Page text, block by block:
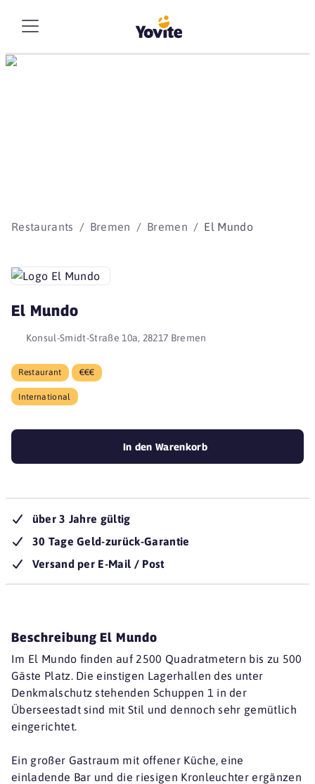
Restaurants Bremen Bremen El Mundo
El Mundo
Konsul-Smidt-Straße 10a, 28217 Bremen
Restaurant €€€
International
In den Warenkorb
über 3 Jahre gültig
30 Tage Geld-zurück-Garantie
Versand per E-Mail / Post
Beschreibung El Mundo
Im El Mundo finden auf 2500 Quadratmetern bis zu 500
Gäste Platz. Die einstigen Lagerhallen des unter
Denkmalschutz stehenden Schuppen 1 in der
Überseestadt sind mit Stil und dennoch sehr gemütlich
eingerichtet.
Ein großer Gastraum mit offener Küche, eine
einladende Bar und die riesigen Kronleuchter ergänzen